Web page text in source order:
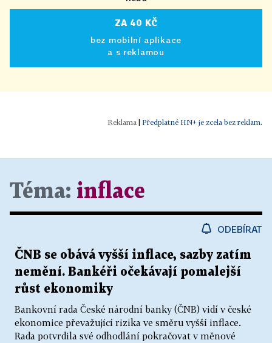
ZA 40 KČ
bez mobilní aplikace
a s reklamou
Předplatné HN+ je zcela bez reklam.
Téma: inflace
ODEBÍRAT
ČNB se obává vyšší inflace, sazby zatím
nemění. Bankéři očekávají pomalejší
růst ekonomiky
Bankovní rada České národní banky (ČNB) vidí v české
ekonomice převažující rizika ve směru vyšší inflace.
Rada potvrdila své odhodlání pokračovat v měnové